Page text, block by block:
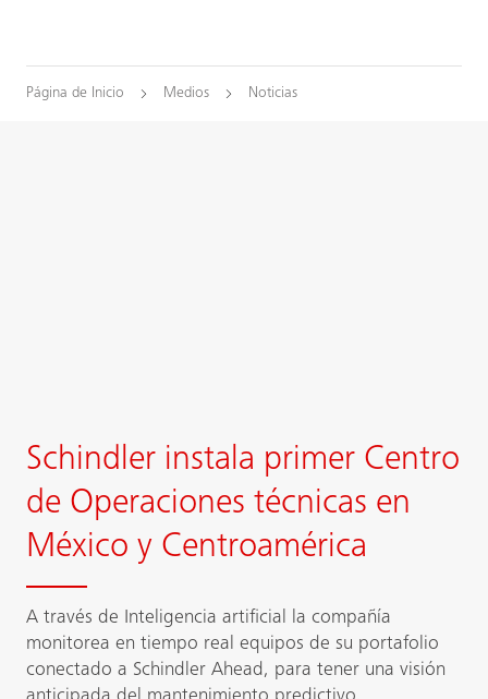
Página de Inicio Medios Noticias
Schindler instala primer Centro
de Operaciones técnicas en
México y Centroamérica
A través de Inteligencia artificial la compañía
monitorea en tiempo real equipos de su portafolio
conectado a Schindler Ahead, para tener una visión